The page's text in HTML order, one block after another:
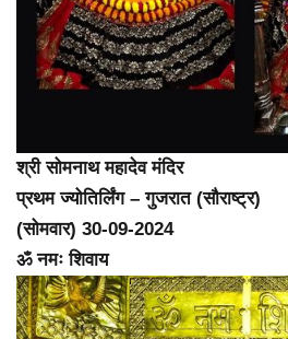
श्री सोमनाथ महादेव मंदिर
प्रथम ज्योतिर्लिंग – गुजरात (सौराष्ट्र)
(सोमवार) 30-09-2024
ॐ नमः शिवाय